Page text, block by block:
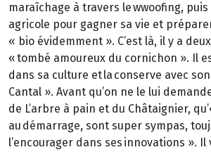
maraîchage à travers le wwoofing,
agricole pour gagner sa vie et
« bio évidemment ». C’est là, il y a
« tombé amoureux du cornichon ». Il
dans sa culture et la conserve avec
Cantal ». Avant qu’on ne le lui
de L’arbre à pain et du Châtaignier,
au démarrage, sont super sympas,
l’encourager dans ses innovations ».